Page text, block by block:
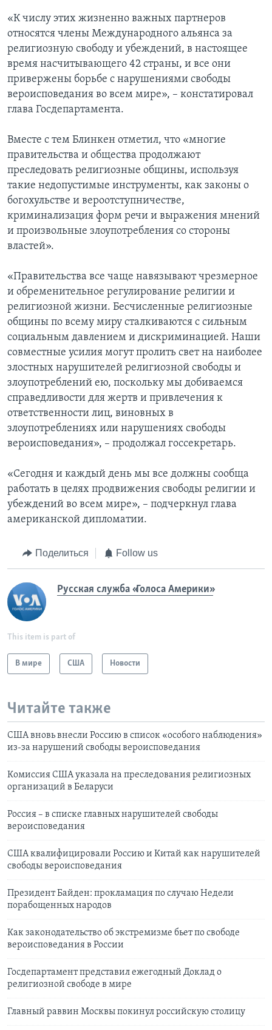
«К числу этих жизненно важных партнеров
относятся члены Международного альянса за
религиозную свободу и убеждений, в настоящее
время насчитывающего 42 страны, и все они
привержены борьбе с нарушениями свободы
вероисповедания во всем мире», – констатировал
глава Госдепартамента.
Вместе с тем Блинкен отметил, что «многие
правительства и общества продолжают
преследовать религиозные общины, используя
такие недопустимые инструменты, как законы о
богохульстве и вероотступничестве,
криминализация форм речи и выражения мнений
и произвольные злоупотребления со стороны
властей».
«Правительства все чаще навязывают чрезмерное
и обременительное регулирование религии и
религиозной жизни. Бесчисленные религиозные
общины по всему миру сталкиваются с сильным
социальным давлением и дискриминацией. Наши
совместные усилия могут пролить свет на наиболее
злостных нарушителей религиозной свободы и
злоупотреблений ею, поскольку мы добиваемся
справедливости для жертв и привлечения к
ответственности лиц, виновных в
злоупотреблениях или нарушениях свободы
вероисповедания», – продолжал госсекретарь.
«Сегодня и каждый день мы все должны сообща
работать в целях продвижения свободы религии и
убеждений во всем мире», – подчеркнул глава
американской дипломатии.
Поделиться Follow us
Русская служба «Голоса Америки»
This item is part of
В мире США Новости
Читайте также
США вновь внесли Россию в список «особого наблюдения»
из-за нарушений свободы вероисповедания
Комиссия США указала на преследования религиозных
организаций в Беларуси
Россия – в списке главных нарушителей свободы
вероисповедания
США квалифицировали Россию и Китай как нарушителей
свободы вероисповедания
Президент Байден: прокламация по случаю Недели
порабощенных народов
Как законодательство об экстремизме бьет по свободе
вероисповедания в России
Госдепартамент представил ежегодный Доклад о
религиозной свободе в мире
Главный раввин Москвы покинул российскую столицу